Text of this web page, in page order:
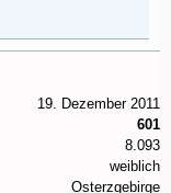
19. Dezember 2011
601
8.093
weiblich
Osterzgebirge